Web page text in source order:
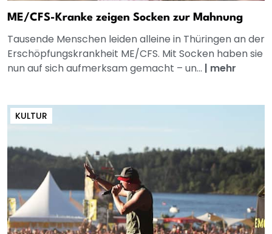
ME/CFS-Kranke zeigen Socken zur Mahnung
Tausende Menschen leiden alleine in Thüringen an der
Erschöpfungskrankheit ME/CFS. Mit Socken haben sie
nun auf sich aufmerksam gemacht – un... | mehr
KULTUR